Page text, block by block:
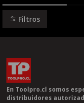
Filtros
En Toolpro.cl somos
distribuidores